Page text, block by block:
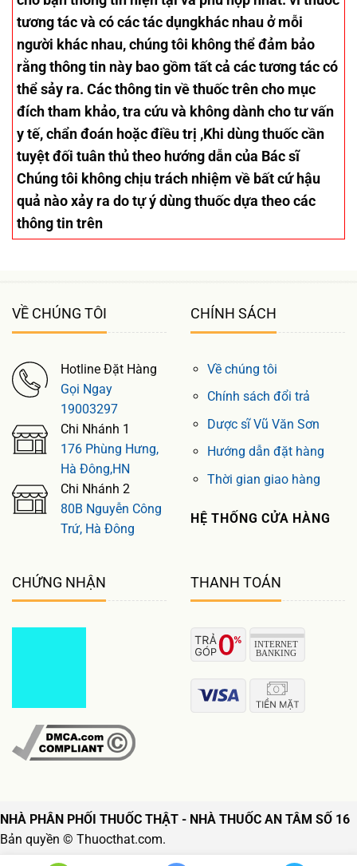
tương tác và có các tác dụngkhác nhau ở mỗi
người khác nhau, chúng tôi không thể đảm bảo
rằng thông tin này bao gồm tất cả các tương tác có
thể sảy ra. Các thông tin về thuốc trên cho mục
đích tham khảo, tra cứu và không dành cho tư vấn
y tế, chẩn đoán hoặc điều trị ,Khi dùng thuốc cần
tuyệt đối tuân thủ theo hướng dẫn của Bác sĩ
Chúng tôi không chịu trách nhiệm về bất cứ hậu
quả nào xảy ra do tự ý dùng thuốc dựa theo các
thông tin trên
VỀ CHÚNG TÔI
Hotline Đặt Hàng
Gọi Ngay
19003297
Chi Nhánh 1
176 Phùng Hưng,
Hà Đông,HN
Chi Nhánh 2
80B Nguyễn Công
Trứ, Hà Đông
CHÍNH SÁCH
Về chúng tôi
Chính sách đổi trả
Dược sĩ Vũ Văn Sơn
Hướng dẫn đặt hàng
Thời gian giao hàng
HỆ THỐNG CỬA HÀNG
CHỨNG NHẬN THANH TOÁN
NHÀ PHÂN PHỐI THUỐC THẬT - NHÀ THUỐC AN TÂM SỐ 16
Bản quyền © Thuocthat.com.